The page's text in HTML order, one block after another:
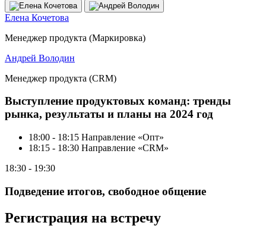
Елена Кочетова
Менеджер продукта (Маркировка)
Андрей Володин
Менеджер продукта (CRM)
Выступление продуктовых команд: тренды
рынка, результаты и планы на 2024 год
18:00 - 18:15 Направление «Опт»
18:15 - 18:30 Направление «CRM»
18:30 - 19:30
Подведение итогов, свободное общение
Регистрация на встречу